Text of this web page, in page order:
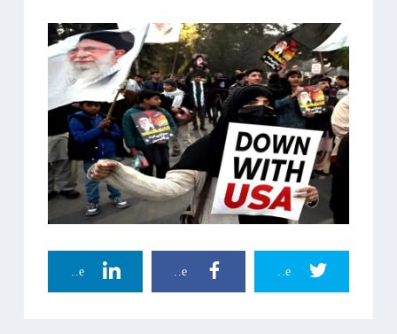
Twitter Share
Facebook Share
Linkedin Share